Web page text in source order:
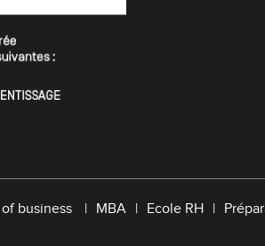
of business MBA Ecole RH